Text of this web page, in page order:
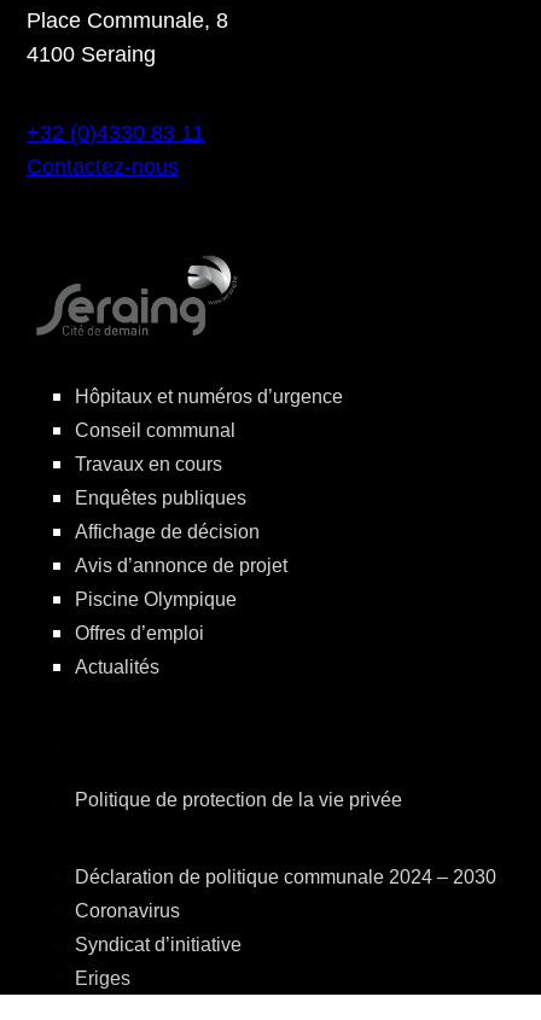
Place Communale, 8
4100 Seraing
+32 (0)4330 83 11
Contactez-nous
Hôpitaux et numéros d’urgence
Conseil communal
Travaux en cours
Enquêtes publiques
Affichage de décision
Avis d’annonce de projet
Piscine Olympique
Offres d’emploi
Actualités
Politique de protection de la vie privée
Déclaration de politique communale 2024 – 2030
Coronavirus
Syndicat d’initiative
Eriges